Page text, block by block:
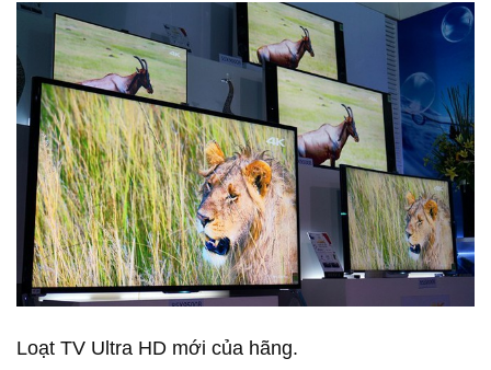
Loạt TV Ultra HD mới của hãng.